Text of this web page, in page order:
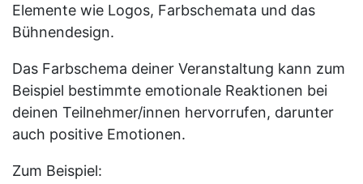
Elemente wie Logos, Farbschemata und das
Bühnendesign.
Das Farbschema deiner Veranstaltung kann zum
Beispiel bestimmte emotionale Reaktionen bei
deinen Teilnehmer/innen hervorrufen, darunter
auch positive Emotionen.
Zum Beispiel: